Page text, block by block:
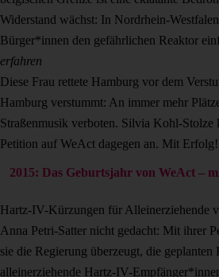
Widerstand wächst: In Nordrhein-
Bürger*innen den gefährlichen Reaktor
erfahren
Diese Frau rettete Hamburg vor dem
Hamburg verstummt: An immer mehr
Straßenmusik verboten. Silvia Kohl-Stolze
Petition auf WeAct dagegen an. Mit Erfolg!
2015: Das Geburtsjahr von WeAct –
Hartz-IV-Kürzungen für Alleinerziehende
Anna Petri-Satter nicht gedacht: Mit ihrer
sie die Regierung überzeugt, die
alleinerziehende Hartz-IV-